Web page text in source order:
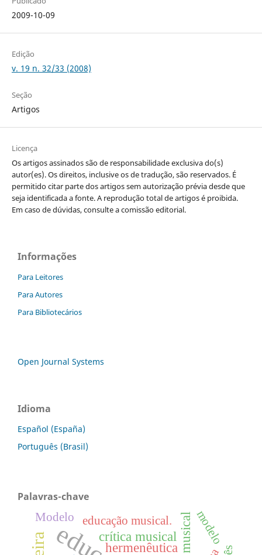
2009-10-09
Edição
v. 19 n. 32/33 (2008)
Seção
Artigos
Licença
Os artigos assinados são de responsabilidade exclusiva do(s)
autor(es). Os direitos, inclusive os de tradução, são reservados. É
permitido citar parte dos artigos sem autorização prévia desde que
seja identificada a fonte. A reprodução total de artigos é proibida.
Em caso de dúvidas, consulte a comissão editorial.
Informações
Para Leitores
Para Autores
Para Bibliotecários
Open Journal Systems
Idioma
Español (España)
Português (Brasil)
Palavras-chave
hermenêutica
crítica musical
educação musical.
Modelo modelo